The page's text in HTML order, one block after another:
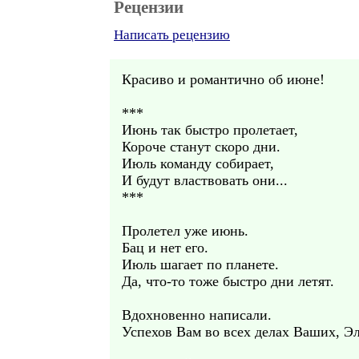
Рецензии
Написать рецензию
Красиво и романтично об июне!
***
Июнь так быстро пролетает,
Короче станут скоро дни.
Июль команду собирает,
И будут властвовать они...
***
Пролетел уже июнь.
Бац и нет его.
Июль шагает по планете.
Да, что-то тоже быстро дни летят.
Вдохновенно написали.
Успехов Вам во всех делах Ваших,